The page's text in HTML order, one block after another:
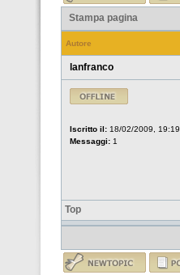
Stampa pagina
Autore
lanfranco
Iscritto il: 18/02/2009, 19:19
Messaggi: 1
Top